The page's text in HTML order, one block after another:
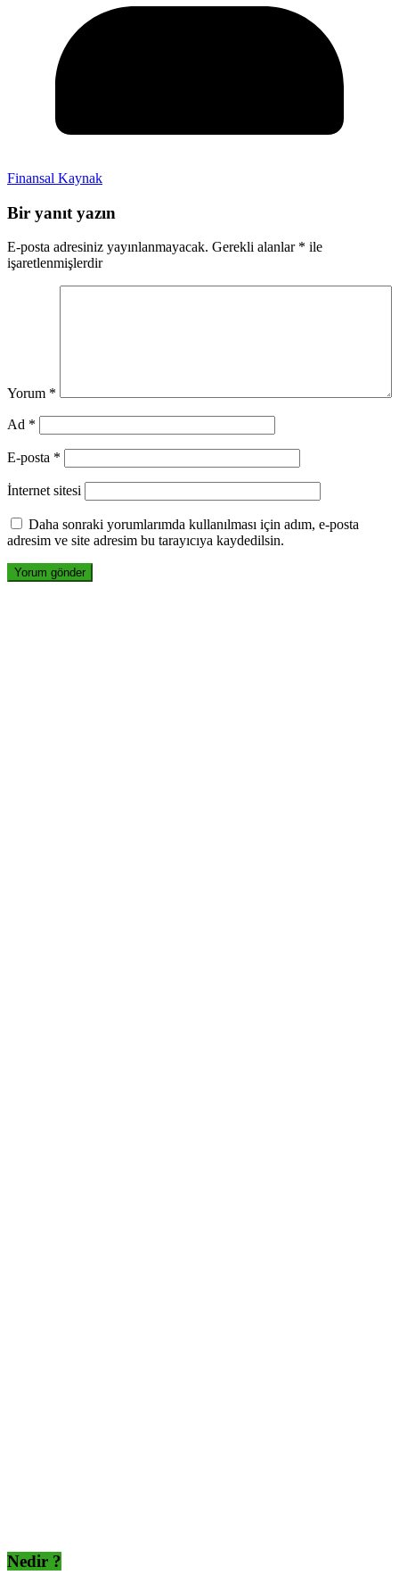
Finansal Kaynak
Bir yanıt yazın
E-posta adresiniz yayınlanmayacak. Gerekli alanlar * ile
işaretlenmişlerdir
Yorum *
Ad *
E-posta *
İnternet sitesi
Daha sonraki yorumlarımda kullanılması için adım, e-posta
adresim ve site adresim bu tarayıcıya kaydedilsin.
Nedir ?